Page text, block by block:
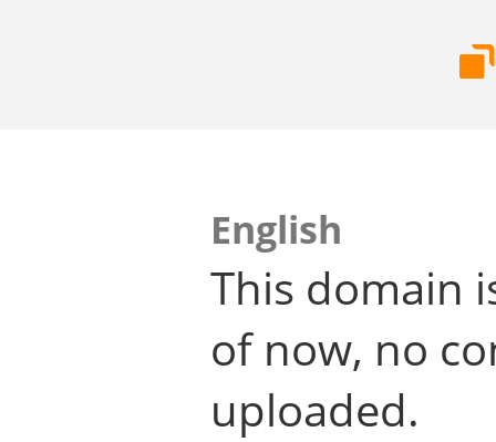
English
This domain
of now, no
uploaded.